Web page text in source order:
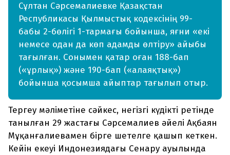
Сұлтан Сәрсемалиевке Қазақстан
Республикасы Қылмыстық кодексінің 99-
бабы 2-бөлігі 1-тармағы бойынша, яғни «екі
немесе одан да көп адамды өлтіру» айыбы
тағылған. Сонымен қатар оған 188-бап
(«ұрлық») және 190-бап («алаяқтық»)
бойынша қосымша айыптар тағылып отыр.
Тергеу мәліметіне сәйкес, негізгі күдікті ретінде
танылған 29 жастағы Сәрсемалиев әйелі Ақбаян
Мұқанғалиевамен бірге шетелге қашып кеткен.
Кейін екеуі Индонезиядағы Сенару ауылында